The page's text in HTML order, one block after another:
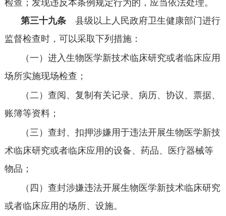
检查；发现违反本条例规定行为的，应当依法处理。
第三十九条 县级以上人民政府卫生健康部门进行
监督检查时，可以采取下列措施：
（一）进入生物医学新技术临床研究或者临床应用
场所实施现场检查；
（二）查阅、复制有关记录、病历、协议、票据、
账簿等资料；
（三）查封、扣押涉嫌用于违法开展生物医学新技
术临床研究或者临床应用的设备、药品、医疗器械等
物品；
（四）查封涉嫌违法开展生物医学新技术临床研究
或者临床应用的场所、设施。